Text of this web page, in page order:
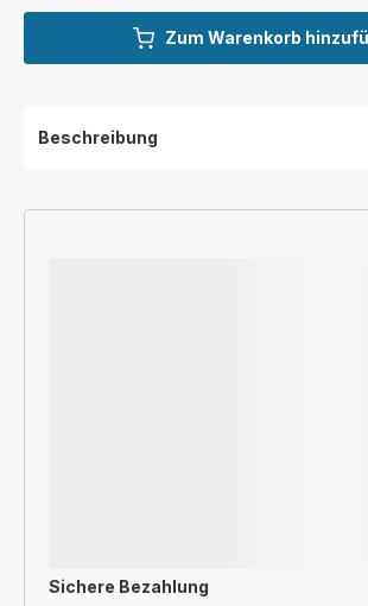
Zum Warenkorb
Beschreibung
Sichere Bezahlung